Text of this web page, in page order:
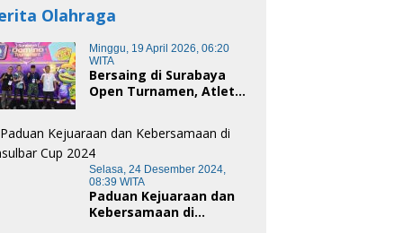
Olahraga
Minggu, 19 April 2026, 06:20
WITA
Bersaing di Surabaya
Open Turnamen, Atlet
Selasa, 24 Desember 2024,
08:39 WITA
Paduan Kejuaraan dan
Kebersamaan di